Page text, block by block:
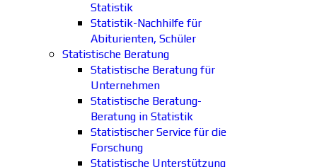
Statistik
Statistik-Nachhilfe für
Abiturienten, Schüler
Statistische Beratung
Statistische Beratung für
Unternehmen
Statistische Beratung-
Beratung in Statistik
Statistischer Service für die
Forschung
Statistische Unterstützung